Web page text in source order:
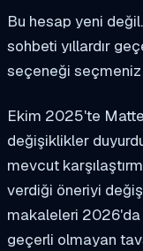
Bu hesap yeni
sohbeti yıllardır
seçeneği
Ekim 2025'te
değişiklikler
mevcut
verdiği öneriyi
makaleleri
geçerli olmayan